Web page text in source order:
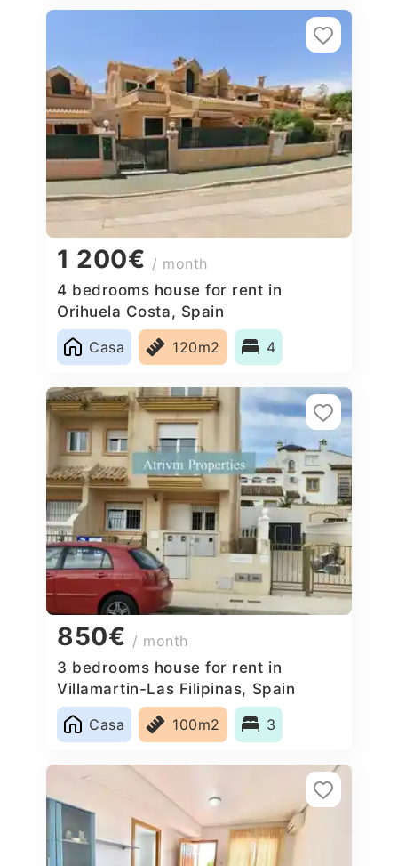
1 200€ / month
4 bedrooms house for rent in
Orihuela Costa, Spain
Casa
120m2 4
850€ / month
3 bedrooms house for rent in
Villamartin-Las Filipinas, Spain
Casa
100m2 3